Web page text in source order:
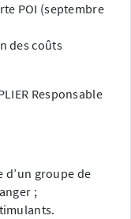
POI (septembre
des coûts
Responsable
groupe de
;